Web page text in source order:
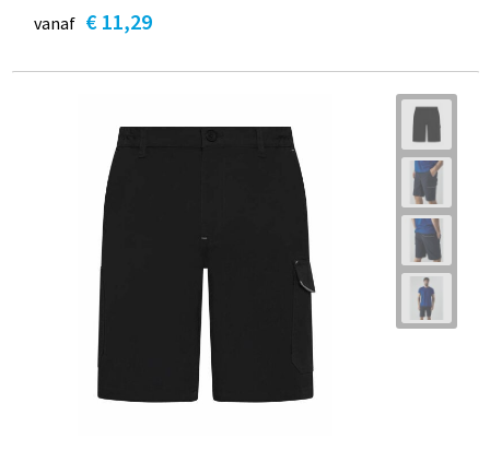
vanaf € 11,29